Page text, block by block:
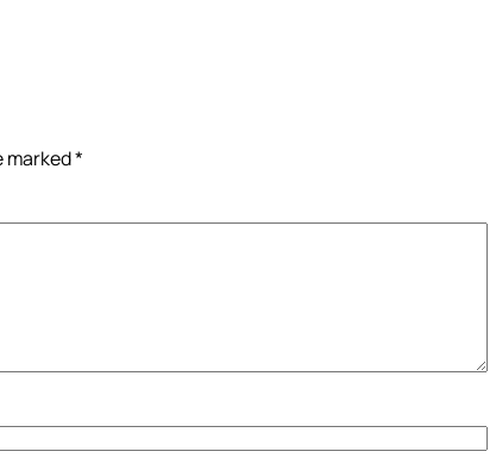
marked*